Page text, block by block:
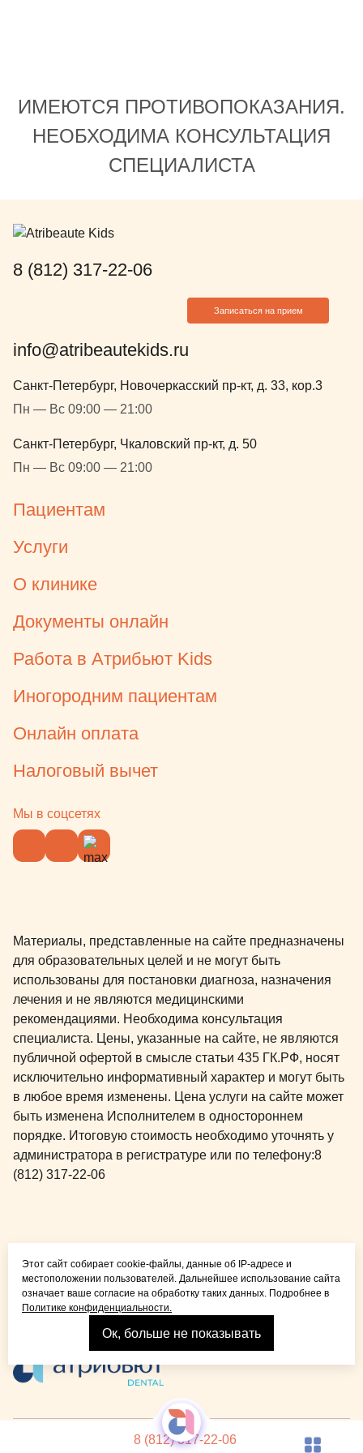
8 (812) 317-22-06
ИМЕЮТСЯ ПРОТИВОПОКАЗАНИЯ.
НЕОБХОДИМА КОНСУЛЬТАЦИЯ
СПЕЦИАЛИСТА
8 (812) 317-22-06
Записаться на прием
info@atribeautekids.ru
Санкт-Петербург, Новочеркасский пр-кт, д. 33, кор.3
Пн — Вс 09:00 — 21:00
Санкт-Петербург, Чкаловский пр-кт, д. 50
Пн — Вс 09:00 — 21:00
Пациентам
Услуги
О клинике
Документы онлайн
Работа в Атрибьют Kids
Иногородним пациентам
Онлайн оплата
Налоговый вычет
Мы в соцсетях
Материалы, представленные на сайте предназначены
для образовательных целей и не могут быть
использованы для постановки диагноза, назначения
лечения и не являются медицинскими
рекомендациями. Необходима консультация
специалиста. Цены, указанные на сайте, не являются
публичной офертой в смысле статьи 435 ГК.РФ, носят
исключительно информативный характер и могут быть
в любое время изменены. Цена услуги на сайте может
быть изменена Исполнителем в одностороннем
порядке. Итоговую стоимость необходимо уточнять у
администратора в регистратуре или по телефону:8
(812) 317-22-06
детей и взрослых
Взрослая стоматология
© 2026 Детская стоматология Atribeaute KIDSЛицензия
Политика конфиденциальности Карта сайта
Этот сайт собирает cookie-файлы, данные об IP-адресе и
местоположении пользователей. Дальнейшее использование сайта
означает ваше согласие на обработку таких данных. Подробнее в
Политике конфиденциальности.
Ок, больше не показывать